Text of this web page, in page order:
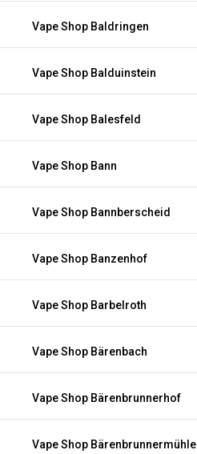
Vape Shop Baldringen
Vape Shop Balduinstein
Vape Shop Balesfeld
Vape Shop Bann
Vape Shop Bannberscheid
Vape Shop Banzenhof
Vape Shop Barbelroth
Vape Shop Bärenbach
Vape Shop Bärenbrunnerhof
Vape Shop Bärenbrunnermühle